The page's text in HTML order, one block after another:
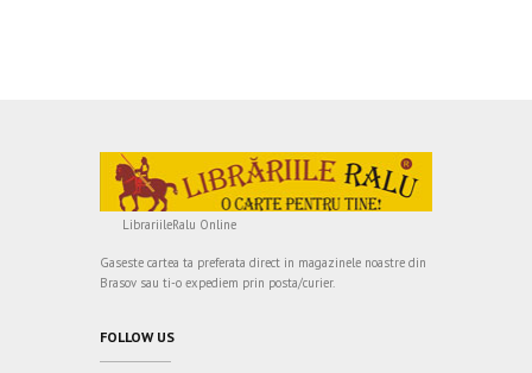
LibrariileRalu Online
Gaseste cartea ta preferata direct in magazinele noastre din
Brasov sau ti-o expediem prin posta/curier.
FOLLOW US